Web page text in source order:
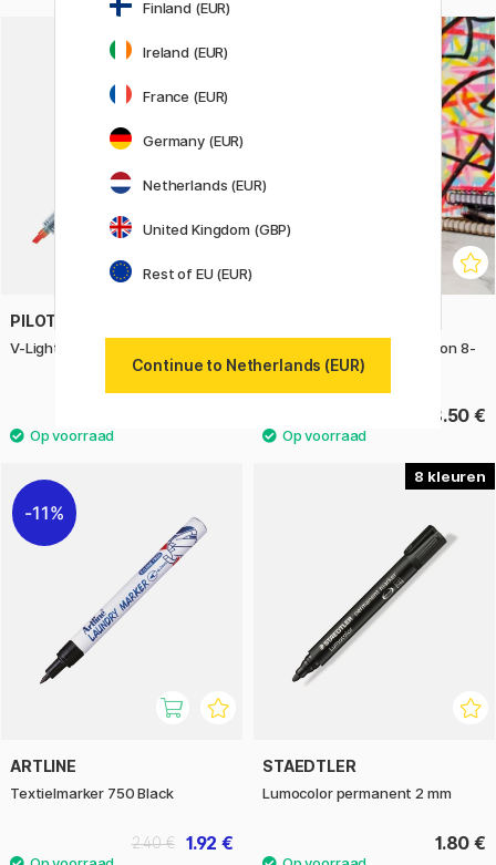
PILOT
V-Light Markeerpen Medium
Pouch PC-5M Limited Edition 8-
set
48.50 €
11%
ARTLINE
Textielmarker 750 Black
1.92 €
2.40 €
8
STAEDTLER
Lumocolor permanent 2 mm
1.80 €
Finland (EUR)
Ireland (EUR)
France (EUR)
Germany (EUR)
Netherlands (EUR)
United Kingdom (GBP)
Rest of EU (EUR)
Continue to Netherlands (EUR)